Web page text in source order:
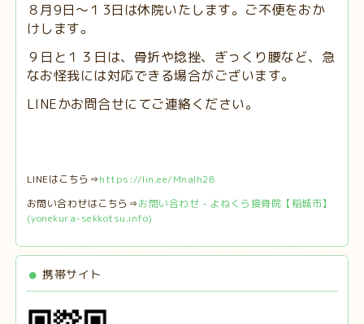
８月9日～１3日は休院いたします。ご不便をおか
けします。
９日と１３日は、 骨折や捻挫、ぎっくり腰など、急
なお怪我には対応できる場合がございます。
LINEかお問合せにてご連絡ください。
LINEはこちら⇒https://lin.ee/MnaIh2B
お問い合わせはこちら⇒お問い合わせ - よねくら接骨院【稲城市】
(yonekura-sekkotsu.info)
携帯サイト